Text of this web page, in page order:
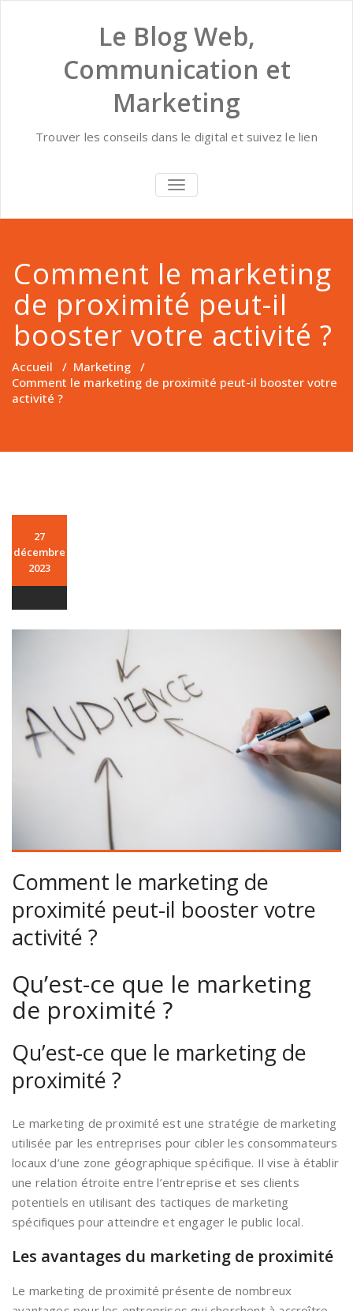
Le Blog Web,
Communication et
Marketing
Trouver les conseils dans le digital et suivez le lien
AFFICHER/MASQUER
LA
Comment le marketing
de proximité peut-il
booster votre activité ?
Accueil / Marketing /
Comment le marketing de proximité peut-il booster votre
activité ?
27
décembre
2023
Comment le marketing de
proximité peut-il booster votre
activité ?
Qu’est-ce que le marketing
de proximité ?
Qu’est-ce que le marketing de
proximité ?
Le marketing de proximité est une stratégie de marketing
utilisée par les entreprises pour cibler les consommateurs
locaux d’une zone géographique spécifique. Il vise à établir
une relation étroite entre l’entreprise et ses clients
potentiels en utilisant des tactiques de marketing
spécifiques pour atteindre et engager le public local.
Les avantages du marketing de proximité
Le marketing de proximité présente de nombreux